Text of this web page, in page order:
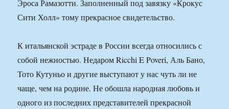
Эроса Рамазотти. Заполненный под завязку «Крокус
Сити Холл» тому прекрасное свидетельство.
К итальянской эстраде в России всегда относились с
собой нежностью. Недаром Ricchi E Poveri, Аль Бано,
Тото Кутуньо и другие выступают у нас чуть ли не
чаще, чем на родине. Не обошла народная любовь и
одного из последних представителей прекрасной